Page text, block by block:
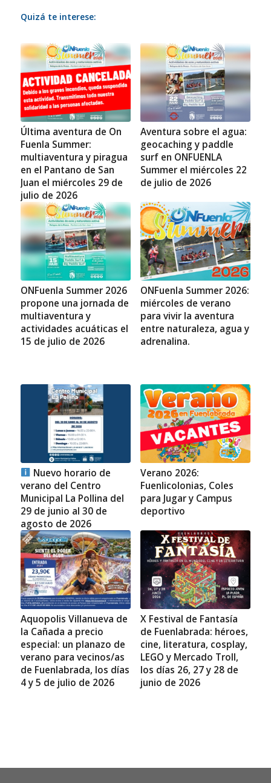
Quizá te interese:
Última aventura de On
Fuenla Summer:
multiaventura y piragua
en el Pantano de San
Juan el miércoles 29 de
julio de 2026
Aventura sobre el agua:
geocaching y paddle
surf en ONFUENLA
Summer el miércoles 22
de julio de 2026
ONFuenla Summer 2026
propone una jornada de
multiaventura y
actividades acuáticas el
15 de julio de 2026
ONFuenla Summer 2026:
miércoles de verano
para vivir la aventura
entre naturaleza, agua y
adrenalina.
Nuevo horario de
verano del Centro
Municipal La Pollina del
29 de junio al 30 de
agosto de 2026
Verano 2026:
Fuenlicolonias, Coles
para Jugar y Campus
deportivo
Aquopolis Villanueva de
la Cañada a precio
especial: un planazo de
verano para vecinos/as
de Fuenlabrada, los días
4 y 5 de julio de 2026
X Festival de Fantasía
de Fuenlabrada: héroes,
cine, literatura, cosplay,
LEGO y Mercado Troll,
los días 26, 27 y 28 de
junio de 2026